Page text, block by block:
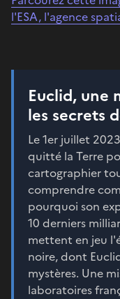
l'ESA, l'agence
​Euclid, une
les secrets
Le 1er juillet
quitté la Terre
cartographier
comprendre
pourquoi son
10 derniers
mettent en jeu
noire, dont
mystères. Une
laboratoires